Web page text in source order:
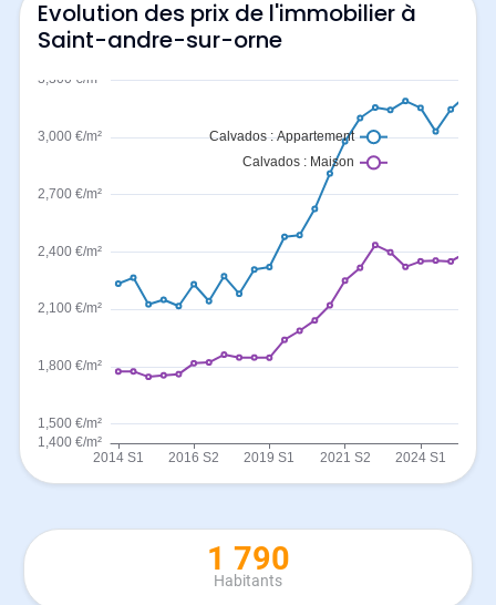
Evolution des prix de l'immobilier à
Saint-andre-sur-orne
1 790
Habitants